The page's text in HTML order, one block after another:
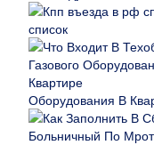
список
Оборудования В